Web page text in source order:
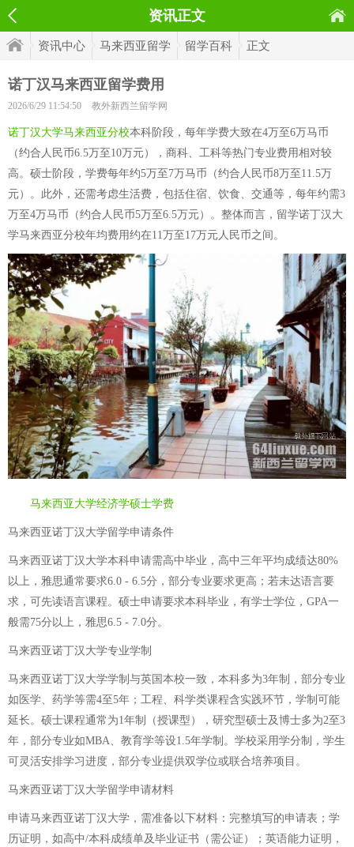
资讯正文
资讯中心 马来西亚留学 留学百科 正文
诺丁汉马来西亚留学费用
2026/6/29 11:54:50 教外新西兰留学网
诺丁汉大学马来西亚分校本科阶段，每年学费大致在4万至6万马币
（约合人民币6.5万至10万元），商科、工科等热门专业费用相对较
高。硕士阶段，学费每年约5万至7万马币（约合人民币8万至11.5万
元）。此外，还需考虑生活费，包括住宿、饮食、交通等，每年约需3
万至4万马币（约合人民币5万至6.5万元）。整体而言，留学诺丁汉大
学马来西亚分校年均费用约在11万至17万元人民币之间。
马来西亚大学经济学硕士学费
马来西亚诺丁汉大学留学申请条件
马来西亚诺丁汉大学本科申请需高中毕业，高中三年平均成绩达80%
以上，雅思通常要求6.0 - 6.5分，部分专业要求更高；若未达语言要
求，可先读语言课程。硕士申请要求本科毕业，有学士学位，GPA一
般需75分以上，雅思6.5 - 7.0分。
马来西亚诺丁汉大学专业学制
马来西亚诺丁汉大学学制与英国本校一致，本科多为3年制，部分专业
如医学、药学等需4至5年；工程、科学类课程含实践环节，学制可能
延长。硕士课程通常为1年制（授课型），研究型硕士及博士多为2至3
年，部分专业如MBA、教育学等设1.5年学制。学校采用学分制，学生
可灵活安排学习进度，部分专业提供双学位或联合培养项目。
马来西亚诺丁汉大学留学申请材料
申请马来西亚诺丁汉大学，需准备以下材料：完整填写的申请表；学
历证明，如高中/本科成绩单及毕业证书（需公证）；英语能力证明，